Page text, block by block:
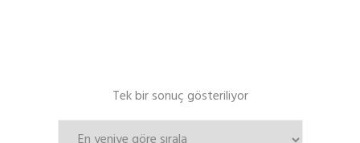
Tek bir sonuç gösteriliyor